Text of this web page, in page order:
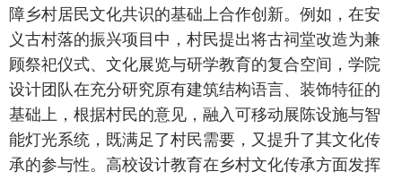
障乡村居民文化共识的基础上合作创新。例如，在安
义古村落的振兴项目中，村民提出将古祠堂改造为兼
顾祭祀仪式、文化展览与研学教育的复合空间，学院
设计团队在充分研究原有建筑结构语言、装饰特征的
基础上，根据村民的意见，融入可移动展陈设施与智
能灯光系统，既满足了村民需要，又提升了其文化传
承的参与性。高校设计教育在乡村文化传承方面发挥